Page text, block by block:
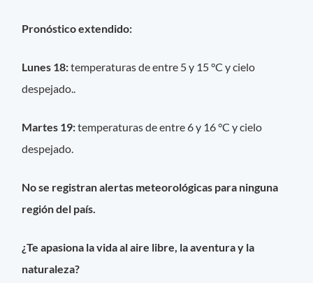
Pronóstico extendido:
Lunes 18:temperaturas de entre 5 y 15 °C y cielo
despejado..
Martes 19:temperaturas de entre 6 y 16 °C y cielo
despejado.
No se registran alertas meteorológicas para ninguna
región del país.
¿Te apasiona la vida al aire libre, la aventura y la
naturaleza?